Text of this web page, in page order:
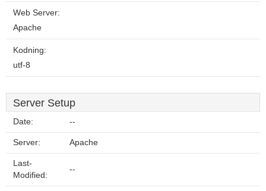
Web Server:
Apache
Kodning:
utf-8
Server Setup
Date: --
Server: Apache
Last-
Modified:
--